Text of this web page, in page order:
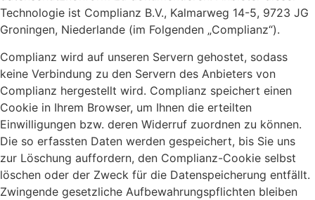
Technologie ist Complianz B.V., Kalmarweg 14-5, 9723 JG
Groningen, Niederlande (im Folgenden „Complianz“).
Complianz wird auf unseren Servern gehostet, sodass
keine Verbindung zu den Servern des Anbieters von
Complianz hergestellt wird. Complianz speichert einen
Cookie in Ihrem Browser, um Ihnen die erteilten
Einwilligungen bzw. deren Widerruf zuordnen zu können.
Die so erfassten Daten werden gespeichert, bis Sie uns
zur Löschung auffordern, den Complianz-Cookie selbst
löschen oder der Zweck für die Datenspeicherung entfällt.
Zwingende gesetzliche Aufbewahrungspflichten bleiben